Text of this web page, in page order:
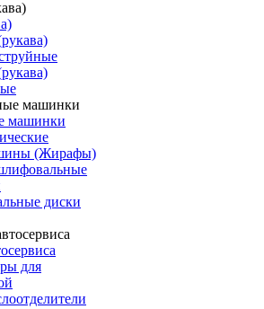
машинки
(Жирафы)
диски
для